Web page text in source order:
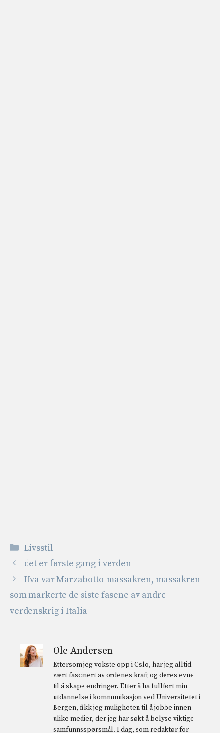
Kategorier
Livsstil
det er første gang i verden
Hva var Marzabotto-massakren, massakren
som markerte de siste fasene av andre
verdenskrig i Italia
Ole Andersen
Ettersom jeg vokste opp i Oslo, har jeg alltid
vært fascinert av ordenes kraft og deres evne
til å skape endringer. Etter å ha fullført min
utdannelse i kommunikasjon ved Universitetet i
Bergen, fikk jeg muligheten til å jobbe innen
ulike medier, der jeg har søkt å belyse viktige
samfunnsspørsmål. I dag, som redaktør for